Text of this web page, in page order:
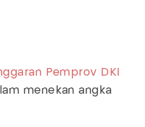
Pemprov DKI
menekan angka